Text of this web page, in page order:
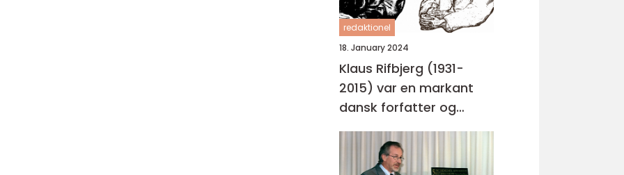
redaktionel
18. January 2024
Klaus Rifbjerg (1931-
2015) var en markant
dansk forfatter og
digter, hvis bidrag til
dansk litteratur har
imponeret generationer